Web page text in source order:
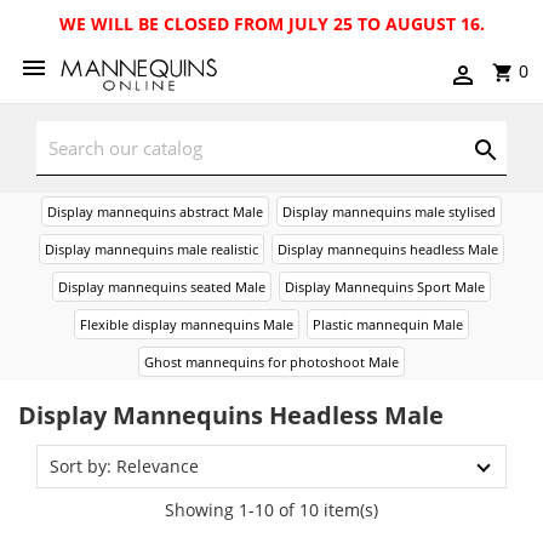
WE WILL BE CLOSED FROM JULY 25 TO AUGUST 16.
0
Display mannequins abstract Male Display mannequins male stylised
Display mannequins male realistic Display mannequins headless Male
Display mannequins seated Male Display Mannequins Sport Male
Flexible display mannequins Male Plastic mannequin Male
Ghost mannequins for photoshoot Male
Display Mannequins Headless Male
Sort by: Relevance
Showing 1-10 of 10 item(s)